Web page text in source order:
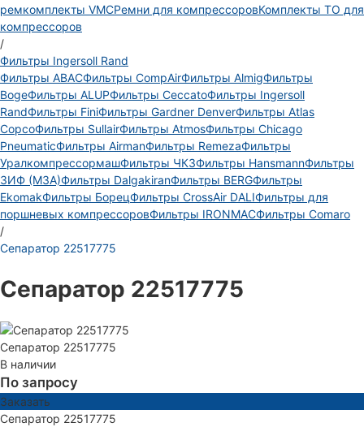
ремкомплекты VMCРемни для компрессоровКомплекты ТО для
компрессоров
/
Фильтры Ingersoll Rand
Фильтры ABACФильтры CompAirФильтры AlmigФильтры
BogeФильтры ALUPФильтры CeccatoФильтры Ingersoll
RandФильтры FiniФильтры Gardner DenverФильтры Atlas
CopcoФильтры SullairФильтры AtmosФильтры Chicago
PneumaticФильтры AirmanФильтры RemezaФильтры
УралкомпрессормашФильтры ЧКЗФильтры HansmannФильтры
ЗИФ (МЗА)Фильтры DalgakiranФильтры BERGФильтры
EkomakФильтры БорецФильтры CrossAir DALIФильтры для
поршневых компрессоровФильтры IRONMACФильтры Comaro
/
Сепаратор 22517775
Сепаратор 22517775
Сепаратор 22517775
В наличии
По запросу
Заказать
Сепаратор 22517775